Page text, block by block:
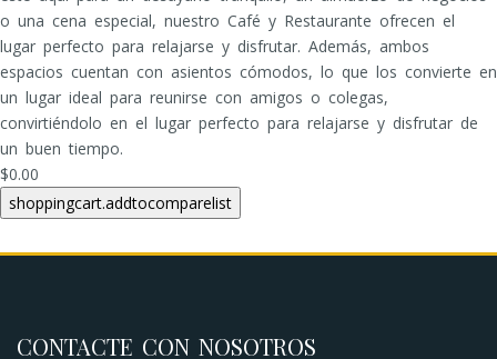
o una cena especial, nuestro Café y Restaurante ofrecen el
lugar perfecto para relajarse y disfrutar. Además, ambos
espacios cuentan con asientos cómodos, lo que los convierte en
un lugar ideal para reunirse con amigos o colegas,
convirtiéndolo en el lugar perfecto para relajarse y disfrutar de
un buen tiempo.
$0.00
CONTACTE CON NOSOTROS